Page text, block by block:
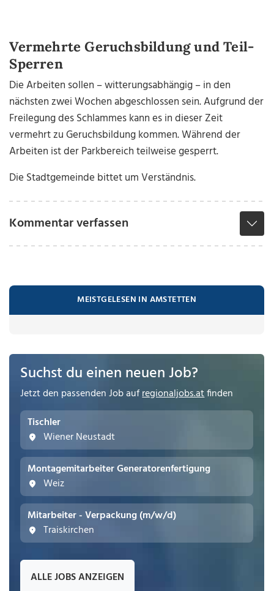
Vermehrte Geruchsbildung und Teil-
Sperren
Die Arbeiten sollen – witterungsabhängig – in den
nächsten zwei Wochen abgeschlossen sein. Aufgrund der
Freilegung des Schlammes kann es in dieser Zeit
vermehrt zu Geruchsbildung kommen. Während der
Arbeiten ist der Parkbereich teilweise gesperrt.
Die Stadtgemeinde bittet um Verständnis.
Kommentar verfassen
MEISTGELESEN IN AMSTETTEN
Suchst du einen neuen Job?
Jetzt den passenden Job aufregionaljobs.atfinden
Tischler
Wiener Neustadt
Montagemitarbeiter Generatorenfertigung
Weiz
Mitarbeiter - Verpackung (m/w/d)
Traiskirchen
ALLE JOBS ANZEIGEN